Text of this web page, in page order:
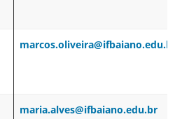
maria.alves@ifbaiano.edu.br